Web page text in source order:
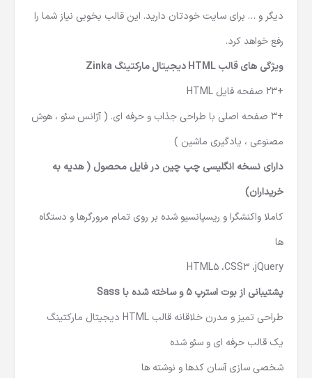
دیگر و … برای سایت خودتان دارید. این قالب بخوبی نیاز شما را
رفع خواهد کرد.
ویژگی های قالب HTML دیجیتال مارکتینگ Zinka
+23 صفحه فایل HTML
+3 صفحه اصلی با طراحی جذاب و حرفه ای. ( آژانس سئو ، هوش
مصنوعی ، یادگیری ماشین )
دارای نسخه انگلیسی چپ چین در فایل محصول ( هدیه به
خریداران)
کاملا واکنشگرا و ریسپانسیو شده بر روی تمام مرورگرها و دستگاه
ها
HTML5 ،CSS3 ،jQuery
پشتیبانی از بوت استرپ 5 و ساخته شده با Sass
طراحی تمیز و مدرن خلاقانه قالب HTML دیجیتال مارکتینگ
یک قالب حرفه ای و سئو شده
شخصی سازی آسان کدها و نوشته ها